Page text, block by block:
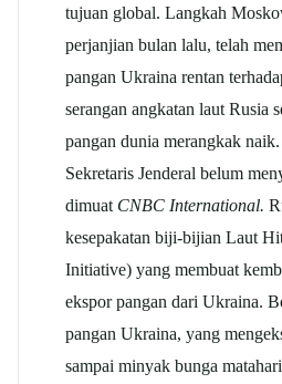
tujuan global. Langkah
perjanjian bulan lalu, telah
pangan Ukraina rentan
serangan angkatan laut Rusia
pangan dunia merangkak
Sekretaris Jenderal belum
dimuat CNBC International.
kesepakatan biji-bijian Laut
Initiative) yang membuat
ekspor pangan dari Ukraina.
pangan Ukraina, yang
sampai minyak bunga